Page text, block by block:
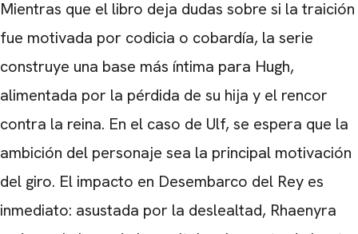
Mientras que el libro deja dudas sobre si la traición
fue motivada por codicia o cobardía, la serie
construye una base más íntima para Hugh,
alimentada por la pérdida de su hija y el rencor
contra la reina. En el caso de Ulf, se espera que la
ambición del personaje sea la principal motivación
del giro. El impacto en Desembarco del Rey es
inmediato: asustada por la deslealtad, Rhaenyra